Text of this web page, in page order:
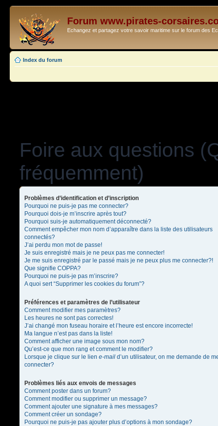
Forum www.pirates-
Echangez et partagez votre savoir maritime sur le forum des
Index du forum
Foire aux questions
fréquemment)
Problèmes d’identification et d’inscription
Pourquoi ne puis-je pas me connecter?
Pourquoi dois-je m’inscrire après tout?
Pourquoi suis-je automatiquement déconnecté?
Comment empêcher mon nom d’apparaître dans la liste des utilisateurs
connectés?
J’ai perdu mon mot de passe!
Je suis enregistré mais je ne peux pas me connecter!
Je me suis enregistré par le passé mais je ne peux plus me connecter?!
Que signifie COPPA?
Pourquoi ne puis-je pas m’inscrire?
A quoi sert “Supprimer les cookies du forum”?
Préférences et paramètres de l’utilisateur
Comment modifier mes paramètres?
Les heures ne sont pas correctes!
J’ai changé mon fuseau horaire et l’heure est encore incorrecte!
Ma langue n’est pas dans la liste!
Comment afficher une image sous mon nom?
Qu’est-ce que mon rang et comment le modifier?
Lorsque je clique sur le lien e-mail d’un utilisateur, on me demande de
connecter?
Problèmes liés aux envois de messages
Comment poster dans un forum?
Comment modifier ou supprimer un message?
Comment ajouter une signature à mes messages?
Comment créer un sondage?
Pourquoi ne puis-je pas ajouter plus d’options à mon sondage?